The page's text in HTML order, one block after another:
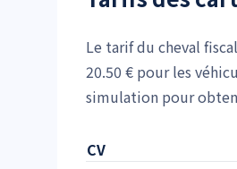
Le tarif du cheval
20.50 € pour les
simulation pour
CV